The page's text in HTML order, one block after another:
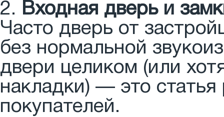
2. Входная дверь и
Часто дверь от
без нормальной
двери целиком (или
накладки) — это
покупателей.